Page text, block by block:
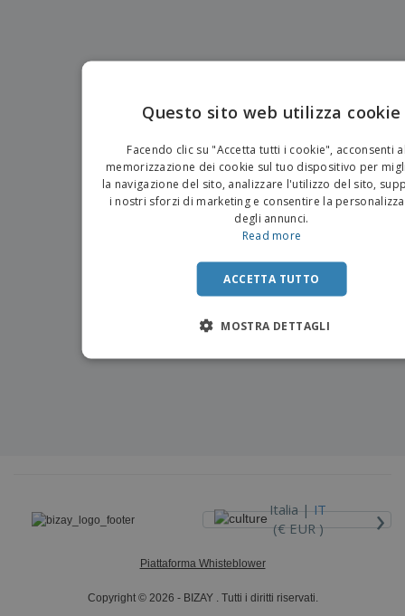
Italia |IT
(€ EUR )
›
Piattaforma Whisteblower
Copyright © 2026 - BIZAY . Tutti i diritti riservati.
Questo sito web utilizza cookie
Facendo clic su "Accetta tutti i cookie", acconsenti
memorizzazione dei cookie sul tuo dispositivo per
la navigazione del sito, analizzare l'utilizzo del sito,
i nostri sforzi di marketing e consentire la
degli annunci.
Read more
ACCETTA TUTTO
MOSTRA DETTAGLI